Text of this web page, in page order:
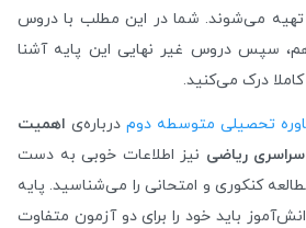
تهیه می‌شوند. شما در این مطلب با دروس
سپس دروس غیر نهایی این پایه آشنا
درک می‌کنید.
تحصیلی متوسطه دوم درباره‌ی اهمیت
سراسری ریاضی نیز اطلاعات خوبی به دست
کنکوری و امتحانی را می‌شناسید. پایه
باید خود را برای دو آزمون متفاوت